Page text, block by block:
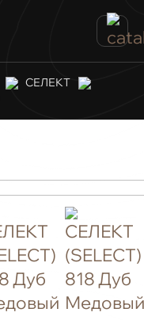
СЕЛЕКТ